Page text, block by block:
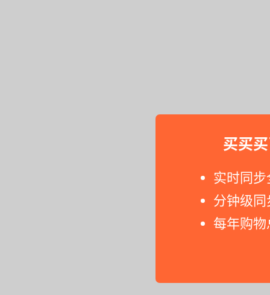
买买
实时同
分钟级
每年购